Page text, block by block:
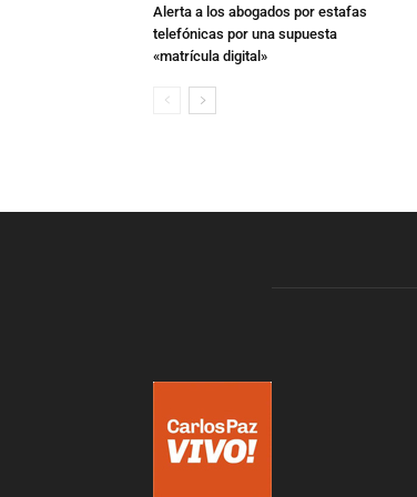
Alerta a los abogados por estafas
telefónicas por una supuesta
«matrícula digital»